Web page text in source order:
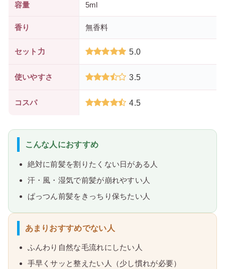
容量 5ml
香り 無香料
セット力 5.0
使いやすさ 3.5
コスパ 4.5
こんな人におすすめ
絶対に前髪を割りたくない日がある人
汗・風・湿気で前髪が崩れやすい人
ぱっつん前髪をきっちり保ちたい人
あまりおすすめでない人
ふんわり自然な毛流れにしたい人
手早くサッと整えたい人（少し慣れが必要）